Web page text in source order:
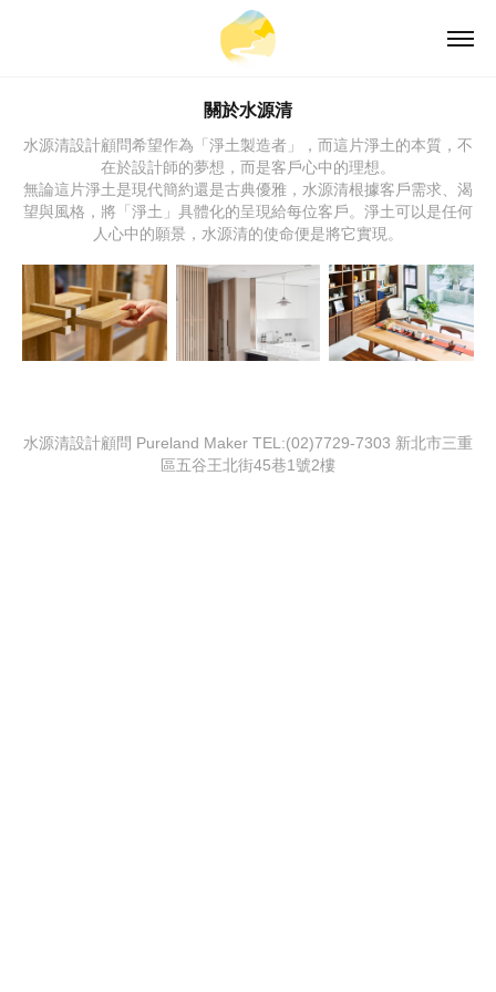
關於水源清
水源清設計顧問希望作為「淨土製造者」，而這片淨土的本質，不
在於設計師的夢想，而是客戶心中的理想。
無論這片淨土是現代簡約還是古典優雅，水源清根據客戶需求、渴
望與風格，將「淨土」具體化的呈現給每位客戶。淨土可以是任何
人心中的願景，水源清的使命便是將它實現。
水源清設計顧問 Pureland Maker TEL:(02)7729-7303 新北市三重
區五谷王北街45巷1號2樓